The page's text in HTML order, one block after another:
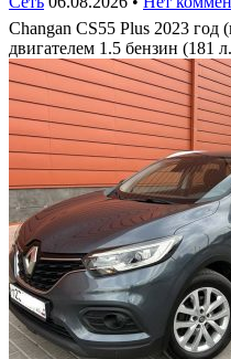
Changan CS55 Plus 2023 год
двигателем 1.5 бензин